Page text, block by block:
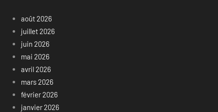
août 2026
juillet 2026
juin 2026
mai 2026
avril 2026
mars 2026
février 2026
janvier 2026